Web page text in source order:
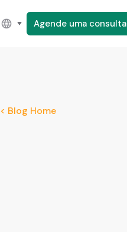
Agende uma consulta
< Blog Home